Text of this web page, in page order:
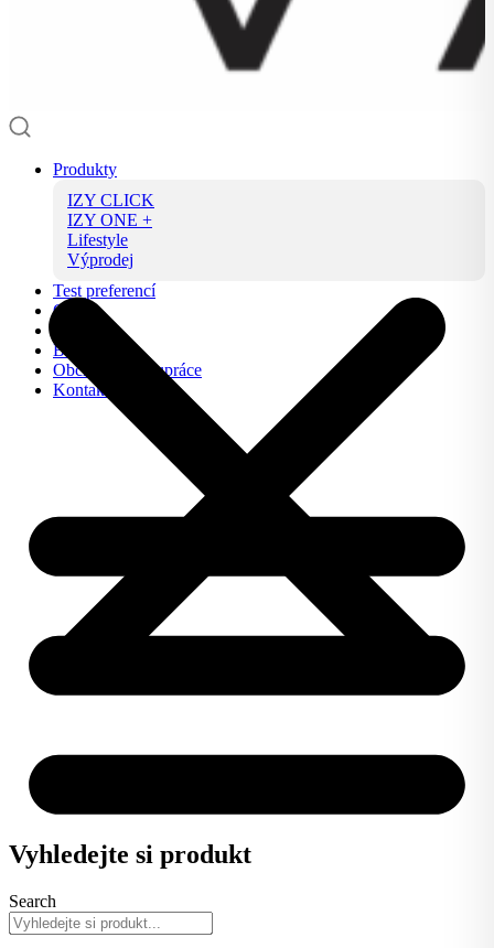
Produkty
IZY CLICK
IZY ONE +
Lifestyle
Výprodej
Test preferencí
O nás
Blog
Obchodní spolupráce
Kontakt
Vyhledejte si produkt
Search